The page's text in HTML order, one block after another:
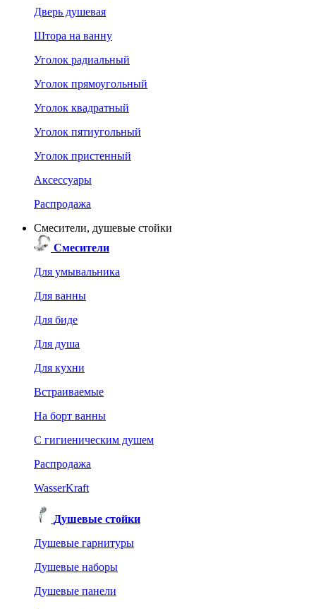
Дверь душевая
Штора на ванну
Уголок радиальный
Уголок прямоугольный
Уголок квадратный
Уголок пятиугольный
Уголок пристенный
Аксессуары
Распродажа
Смесители, душевые стойки
Смесители
Для умывальника
Для ванны
Для биде
Для душа
Для кухни
Встраиваемые
На борт ванны
C гигиеническим душем
Распродажа
WasserKraft
Душевые стойки
Душевые гарнитуры
Душевые наборы
Душевые панели